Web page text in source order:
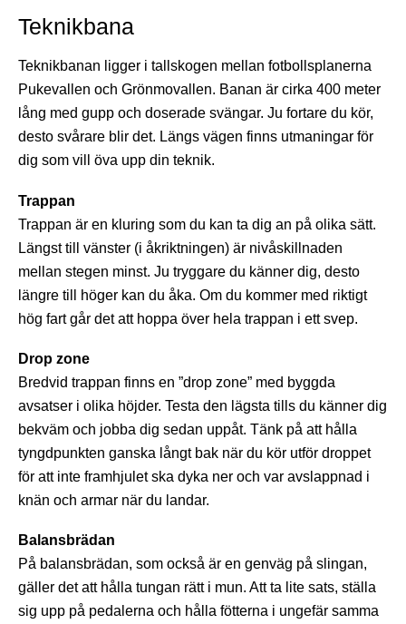
Teknikbana
Teknikbanan ligger i tallskogen mellan fotbollsplanerna
Pukevallen och Grönmovallen. Banan är cirka 400 meter
lång med gupp och doserade svängar. Ju fortare du kör,
desto svårare blir det. Längs vägen finns utmaningar för
dig som vill öva upp din teknik.
Trappan
Trappan är en kluring som du kan ta dig an på olika sätt.
Längst till vänster (i åkriktningen) är nivåskillnaden
mellan stegen minst. Ju tryggare du känner dig, desto
längre till höger kan du åka. Om du kommer med riktigt
hög fart går det att hoppa över hela trappan i ett svep.
Drop zone
Bredvid trappan finns en ”drop zone” med byggda
avsatser i olika höjder. Testa den lägsta tills du känner dig
bekväm och jobba dig sedan uppåt. Tänk på att hålla
tyngdpunkten ganska långt bak när du kör utför droppet
för att inte framhjulet ska dyka ner och var avslappnad i
knän och armar när du landar.
Balansbrädan
På balansbrädan, som också är en genväg på slingan,
gäller det att hålla tungan rätt i mun. Att ta lite sats, ställa
sig upp på pedalerna och hålla fötterna i ungefär samma